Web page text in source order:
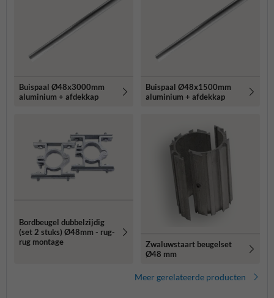
Buispaal Ø48x3000mm
aluminium + afdekkap
Buispaal Ø48x1500mm
aluminium + afdekkap
Bordbeugel dubbelzijdig
(set 2 stuks) Ø48mm - rug-
rug montage
Zwaluwstaart beugelset
Ø48 mm
Meer gerelateerde producten